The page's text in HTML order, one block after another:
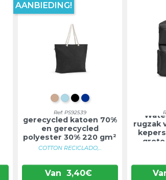
LICHT NATUURLIJK
LICHTBLAUW
ZWART
BLAUW
Ref: PS92539
Strandtas van
gerecycled katoen 70%
en gerecycled
polyester 30% 220 gm²
...
COTTON RECICLADO,...
Van 3,40€
AANBIEDING!
rugzak
grote